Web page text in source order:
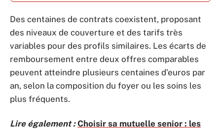
Des centaines de contrats coexistent, proposant
des niveaux de couverture et des tarifs très
variables pour des profils similaires. Les écarts de
remboursement entre deux offres comparables
peuvent atteindre plusieurs centaines d’euros par
an, selon la composition du foyer ou les soins les
plus fréquents.
Lire également : Choisir sa mutuelle senior : les